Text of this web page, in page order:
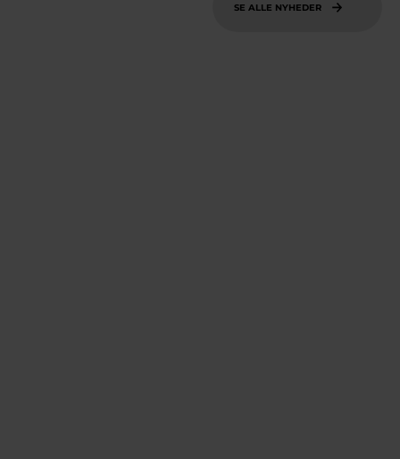
SE ALLE NYHEDER